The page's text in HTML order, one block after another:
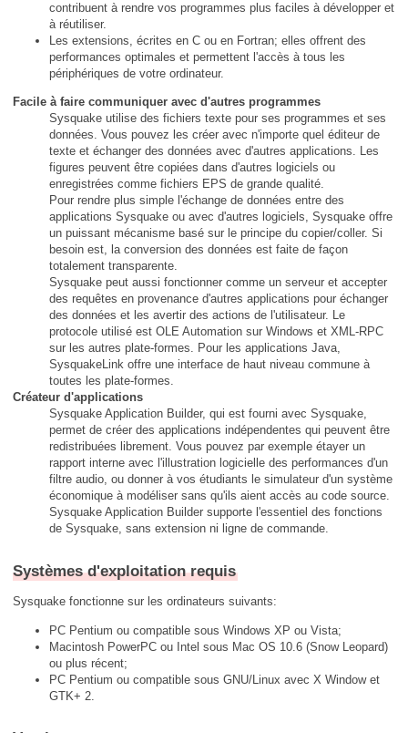
contribuent à rendre vos programmes plus faciles à développer et
à réutiliser.
Les extensions, écrites en C ou en Fortran; elles offrent des
performances optimales et permettent l'accès à tous les
périphériques de votre ordinateur.
Facile à faire communiquer avec d'autres programmes
Sysquake utilise des fichiers texte pour ses programmes et ses
données. Vous pouvez les créer avec n'importe quel éditeur de
texte et échanger des données avec d'autres applications. Les
figures peuvent être copiées dans d'autres logiciels ou
enregistrées comme fichiers EPS de grande qualité.
Pour rendre plus simple l'échange de données entre des
applications Sysquake ou avec d'autres logiciels, Sysquake offre
un puissant mécanisme basé sur le principe du copier/coller. Si
besoin est, la conversion des données est faite de façon
totalement transparente.
Sysquake peut aussi fonctionner comme un serveur et accepter
des requêtes en provenance d'autres applications pour échanger
des données et les avertir des actions de l'utilisateur. Le
protocole utilisé est OLE Automation sur Windows et XML-RPC
sur les autres plate-formes. Pour les applications Java,
SysquakeLink offre une interface de haut niveau commune à
toutes les plate-formes.
Créateur d'applications
Sysquake Application Builder, qui est fourni avec Sysquake,
permet de créer des applications indépendentes qui peuvent être
redistribuées librement. Vous pouvez par exemple étayer un
rapport interne avec l'illustration logicielle des performances d'un
filtre audio, ou donner à vos étudiants le simulateur d'un système
économique à modéliser sans qu'ils aient accès au code source.
Sysquake Application Builder supporte l'essentiel des fonctions
de Sysquake, sans extension ni ligne de commande.
Systèmes d'exploitation requis
Sysquake fonctionne sur les ordinateurs suivants:
PC Pentium ou compatible sous Windows XP ou Vista;
Macintosh PowerPC ou Intel sous Mac OS 10.6 (Snow Leopard)
ou plus récent;
PC Pentium ou compatible sous GNU/Linux avec X Window et
GTK+ 2.